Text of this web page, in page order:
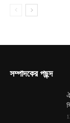
সম্পাদকের পছন্দ